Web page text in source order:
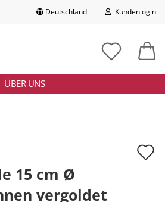
Deutschland Kundenlogin
Mail
erstellen
vergessen?
ÜBER UNS
15 cm Ø
vergoldet